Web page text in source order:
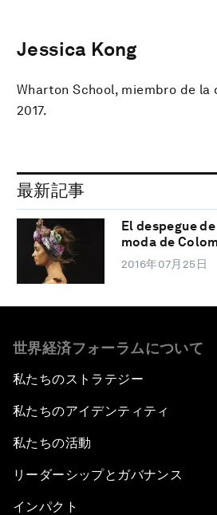
Jessica Kong
Wharton School, miembro de la
2017.
最新記事
El despegue
moda de
2016年07月25日
世界経済フォーラムについて
私たちのストラテジー
私たちのアイデンティティ
私たちの活動
リーダーシップとガバナンス
インパクト